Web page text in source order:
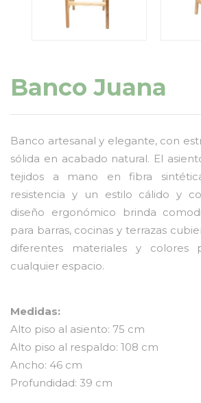
Banco Juana
Banco artesanal y elegante, con
sólida en acabado natural. El
tejidos a mano en fibra
resistencia y un estilo cálido y
diseño ergonómico brinda
para barras, cocinas y terrazas
diferentes materiales y colores
cualquier espacio.
Medidas:
Alto piso al asiento: 75 cm
Alto piso al respaldo: 108 cm
Ancho: 46 cm
Profundidad: 39 cm